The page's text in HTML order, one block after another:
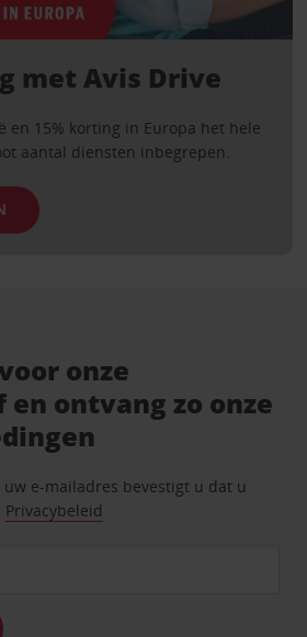
met Avis Drive
en 15% korting in Europa het hele
aantal diensten inbegrepen.
onze
ontvang zo onze
e-mailadres bevestigt u dat u
Privacybeleid